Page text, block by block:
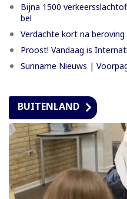
Bijna 1500
bel
Verdachte kort na beroving
Proost! Vandaag is
Suriname Nieuws |
BUITENLAND